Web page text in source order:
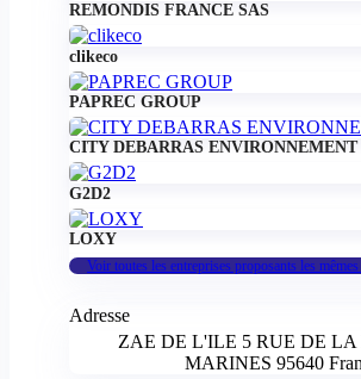
REMONDIS FRANCE SAS
clikeco
PAPREC GROUP
CITY DEBARRAS ENVIRONNEMENT
G2D2
LOXY
Voir toutes les entreprises proposants les
Adresse
ZAE DE L'ILE 5 RUE DE
MARINES 95640